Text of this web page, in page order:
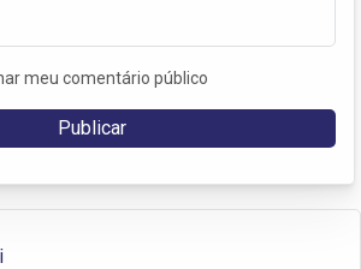
meu comentário público